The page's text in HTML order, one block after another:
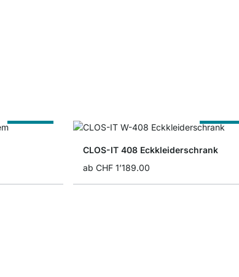
CLOS-IT 408 Eckkleiderschrank
ab CHF 1’189.00